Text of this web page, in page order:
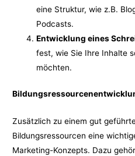
eine Struktur, wie z.B.
Podcasts.
Entwicklung eines
fest, wie Sie Ihre Inhalte
möchten.
Zusätzlich zu einem gut
Bildungsressourcen eine
Marketing-Konzepts. Dazu